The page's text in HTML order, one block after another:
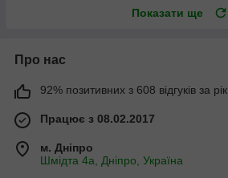
Показати ще
Про нас
92% позитивних з 608 відгуків за рік
Працює з 08.02.2017
м. Дніпро
Шмідта 4а, Дніпро, Україна